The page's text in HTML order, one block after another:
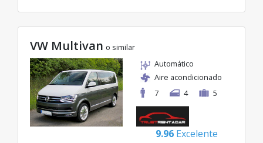
VW Multivan o similar
Automático
Aire acondicionado
7
4 5
9.96 Excelente